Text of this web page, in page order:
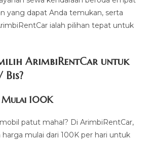
yang dapat Anda temukan, serta
ialah pilihan tepat untuk
ArimbiRentCar untuk
Bis?
Mulai 100K
patut mahal? Di ArimbiRentCar,
mulai dari 100K per hari untuk